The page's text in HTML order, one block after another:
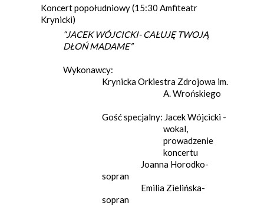
Koncert popołudniowy (15:30 Amfiteatr
Krynicki)
“JACEK WÓJCICKI- CAŁUJĘ TWOJĄ
DŁOŃ MADAME”
Wykonawcy:
Krynicka Orkiestra Zdrojowa im.
A. Wrońskiego
Gość specjalny: Jacek Wójcicki -
wokal,
prowadzenie
koncertu
Joanna Horodko-
sopran
Emilia Zielińska-
sopran